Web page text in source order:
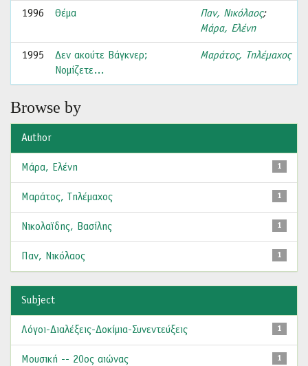
1996 Θέμα Παν, Νικόλαος;
Μάρα, Ελένη
1995
Δεν ακούτε Βάγκνερ;
Νομίζετε…
Μαράτος, Τηλέμαχος
Browse by
Author
1
Μάρα, Ελένη
1
Μαράτος, Τηλέμαχος
1
Νικολαϊδης, Βασίλης
1
Παν, Νικόλαος
Subject
1
Λόγοι-Διαλέξεις-Δοκίμια-Συνεντεύξεις
1
Μουσική -- 20ος αιώνας